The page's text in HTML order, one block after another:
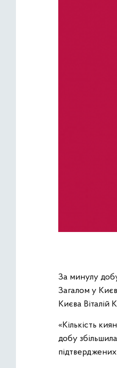
За минулу
Загалом у
Києва Віталій
«Кількість
добу